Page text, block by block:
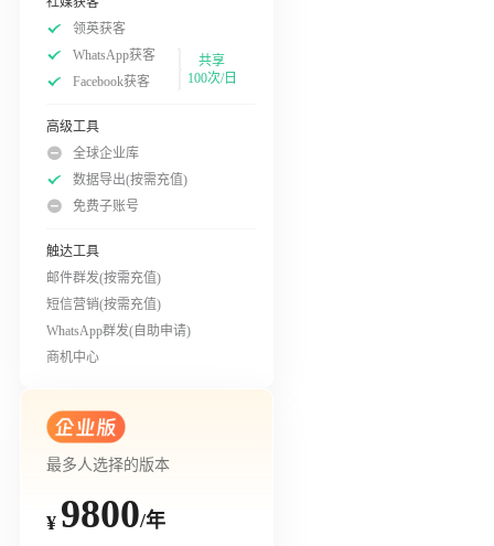
领英获客
WhatsApp获客
Facebook获客
共享
100次/日
高级工具
全球企业库
数据导出(按需充值)
免费子账号
触达工具
邮件群发(按需充值)
短信营销(按需充值)
WhatsApp群发(自助申请)
商机中心
最多人选择的版本
¥ 9800/年